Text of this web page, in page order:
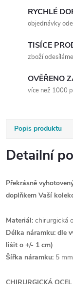
RYCHLÉ
objednávky
TISÍCE
zboží
OVĚŘENO
více než 1000
Popis produktu
Detailní
Překrásně
doplňkem Vaší
Materiál: chirurgická
Délka náramku: dle
lišit o +/- 1 cm)
Šířka náramku: 5 mm
CHIRURGICKÁ OCEL